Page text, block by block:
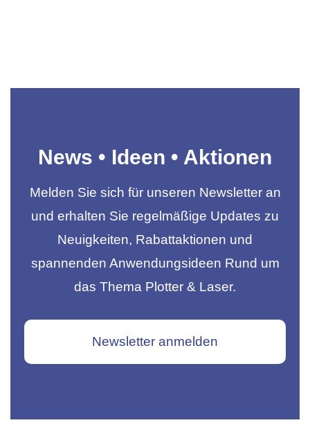
News • Ideen • Aktionen
Melden Sie sich für unseren Newsletter an
und erhalten Sie regelmäßige Updates zu
Neuigkeiten, Rabattaktionen und
spannenden Anwendungsideen Rund um
das Thema Plotter & Laser.
Newsletter anmelden